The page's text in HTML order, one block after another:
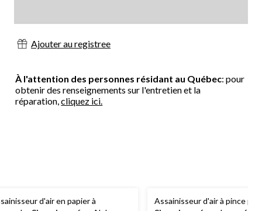
Ajouter au registree
À l'attention des personnes résidant au Québec: pour
obtenir des renseignements sur l'entretien et la
réparation,cliquez ici.
d'air en papier à
Assainisseur d'air à pince